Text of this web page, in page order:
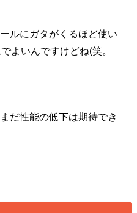
ルにガタがくるほど使い
よいんですけどね(笑。
だ性能の低下は期待でき